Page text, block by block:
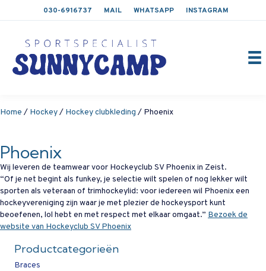
030-6916737 MAIL WHATSAPP INSTAGRAM
Home / Hockey/ Hockey clubkleding / Phoenix
Phoenix
Wij leveren de teamwear voor Hockeyclub SV Phoenix in Zeist.
“Of je net begint als funkey, je selectie wilt spelen of nog lekker wilt
sporten als veteraan of trimhockeylid: voor iedereen wil Phoenix een
hockeyvereniging zijn waar je met plezier de hockeysport kunt
beoefenen, lol hebt en met respect met elkaar omgaat.” Bezoek de
website van Hockeyclub SV Phoenix
Productcategorieën
Braces